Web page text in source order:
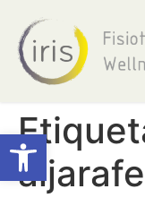
Abrir barra de
aljarafe